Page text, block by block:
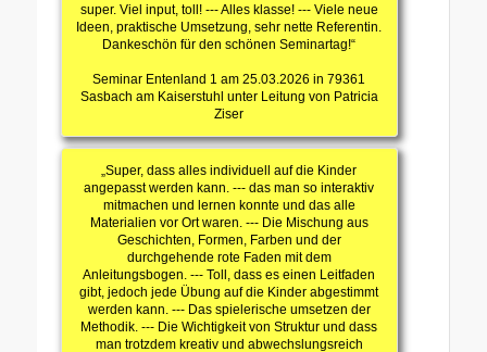
super. Viel input, toll! --- Alles klasse! --- Viele neue
Ideen, praktische Umsetzung, sehr nette Referentin.
Dankeschön für den schönen Seminartag!“
Seminar Entenland 1 am 25.03.2026 in 79361
Sasbach am Kaiserstuhl unter Leitung von Patricia
Ziser
„Super, dass alles individuell auf die Kinder
angepasst werden kann. --- das man so interaktiv
mitmachen und lernen konnte und das alle
Materialien vor Ort waren. --- Die Mischung aus
Geschichten, Formen, Farben und der
durchgehende rote Faden mit dem
Anleitungsbogen. --- Toll, dass es einen Leitfaden
gibt, jedoch jede Übung auf die Kinder abgestimmt
werden kann. --- Das spielerische umsetzen der
Methodik. --- Die Wichtigkeit von Struktur und dass
man trotzdem kreativ und abwechslungsreich